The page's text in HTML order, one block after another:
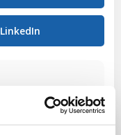
LinkedIn